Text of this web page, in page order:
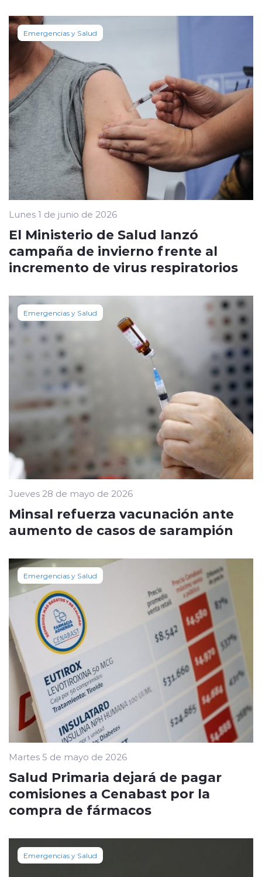
Emergencias y Salud
Lunes 1 de junio de 2026
El Ministerio de Salud lanzó
campaña de invierno frente al
incremento de virus respiratorios
Emergencias y Salud
Jueves 28 de mayo de 2026
Minsal refuerza vacunación ante
aumento de casos de sarampión
Emergencias y Salud
Martes 5 de mayo de 2026
Salud Primaria dejará de pagar
comisiones a Cenabast por la
compra de fármacos
Emergencias y Salud